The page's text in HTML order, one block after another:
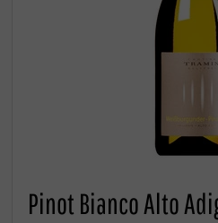
Pinot Bianco Alto